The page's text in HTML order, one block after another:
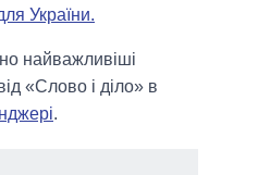
України.
найважливіші
«Слово і діло» в
.